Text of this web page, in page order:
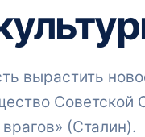
вырастить
(Сталин).